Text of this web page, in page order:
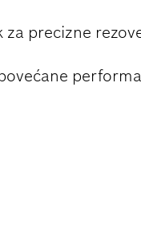
za precizne